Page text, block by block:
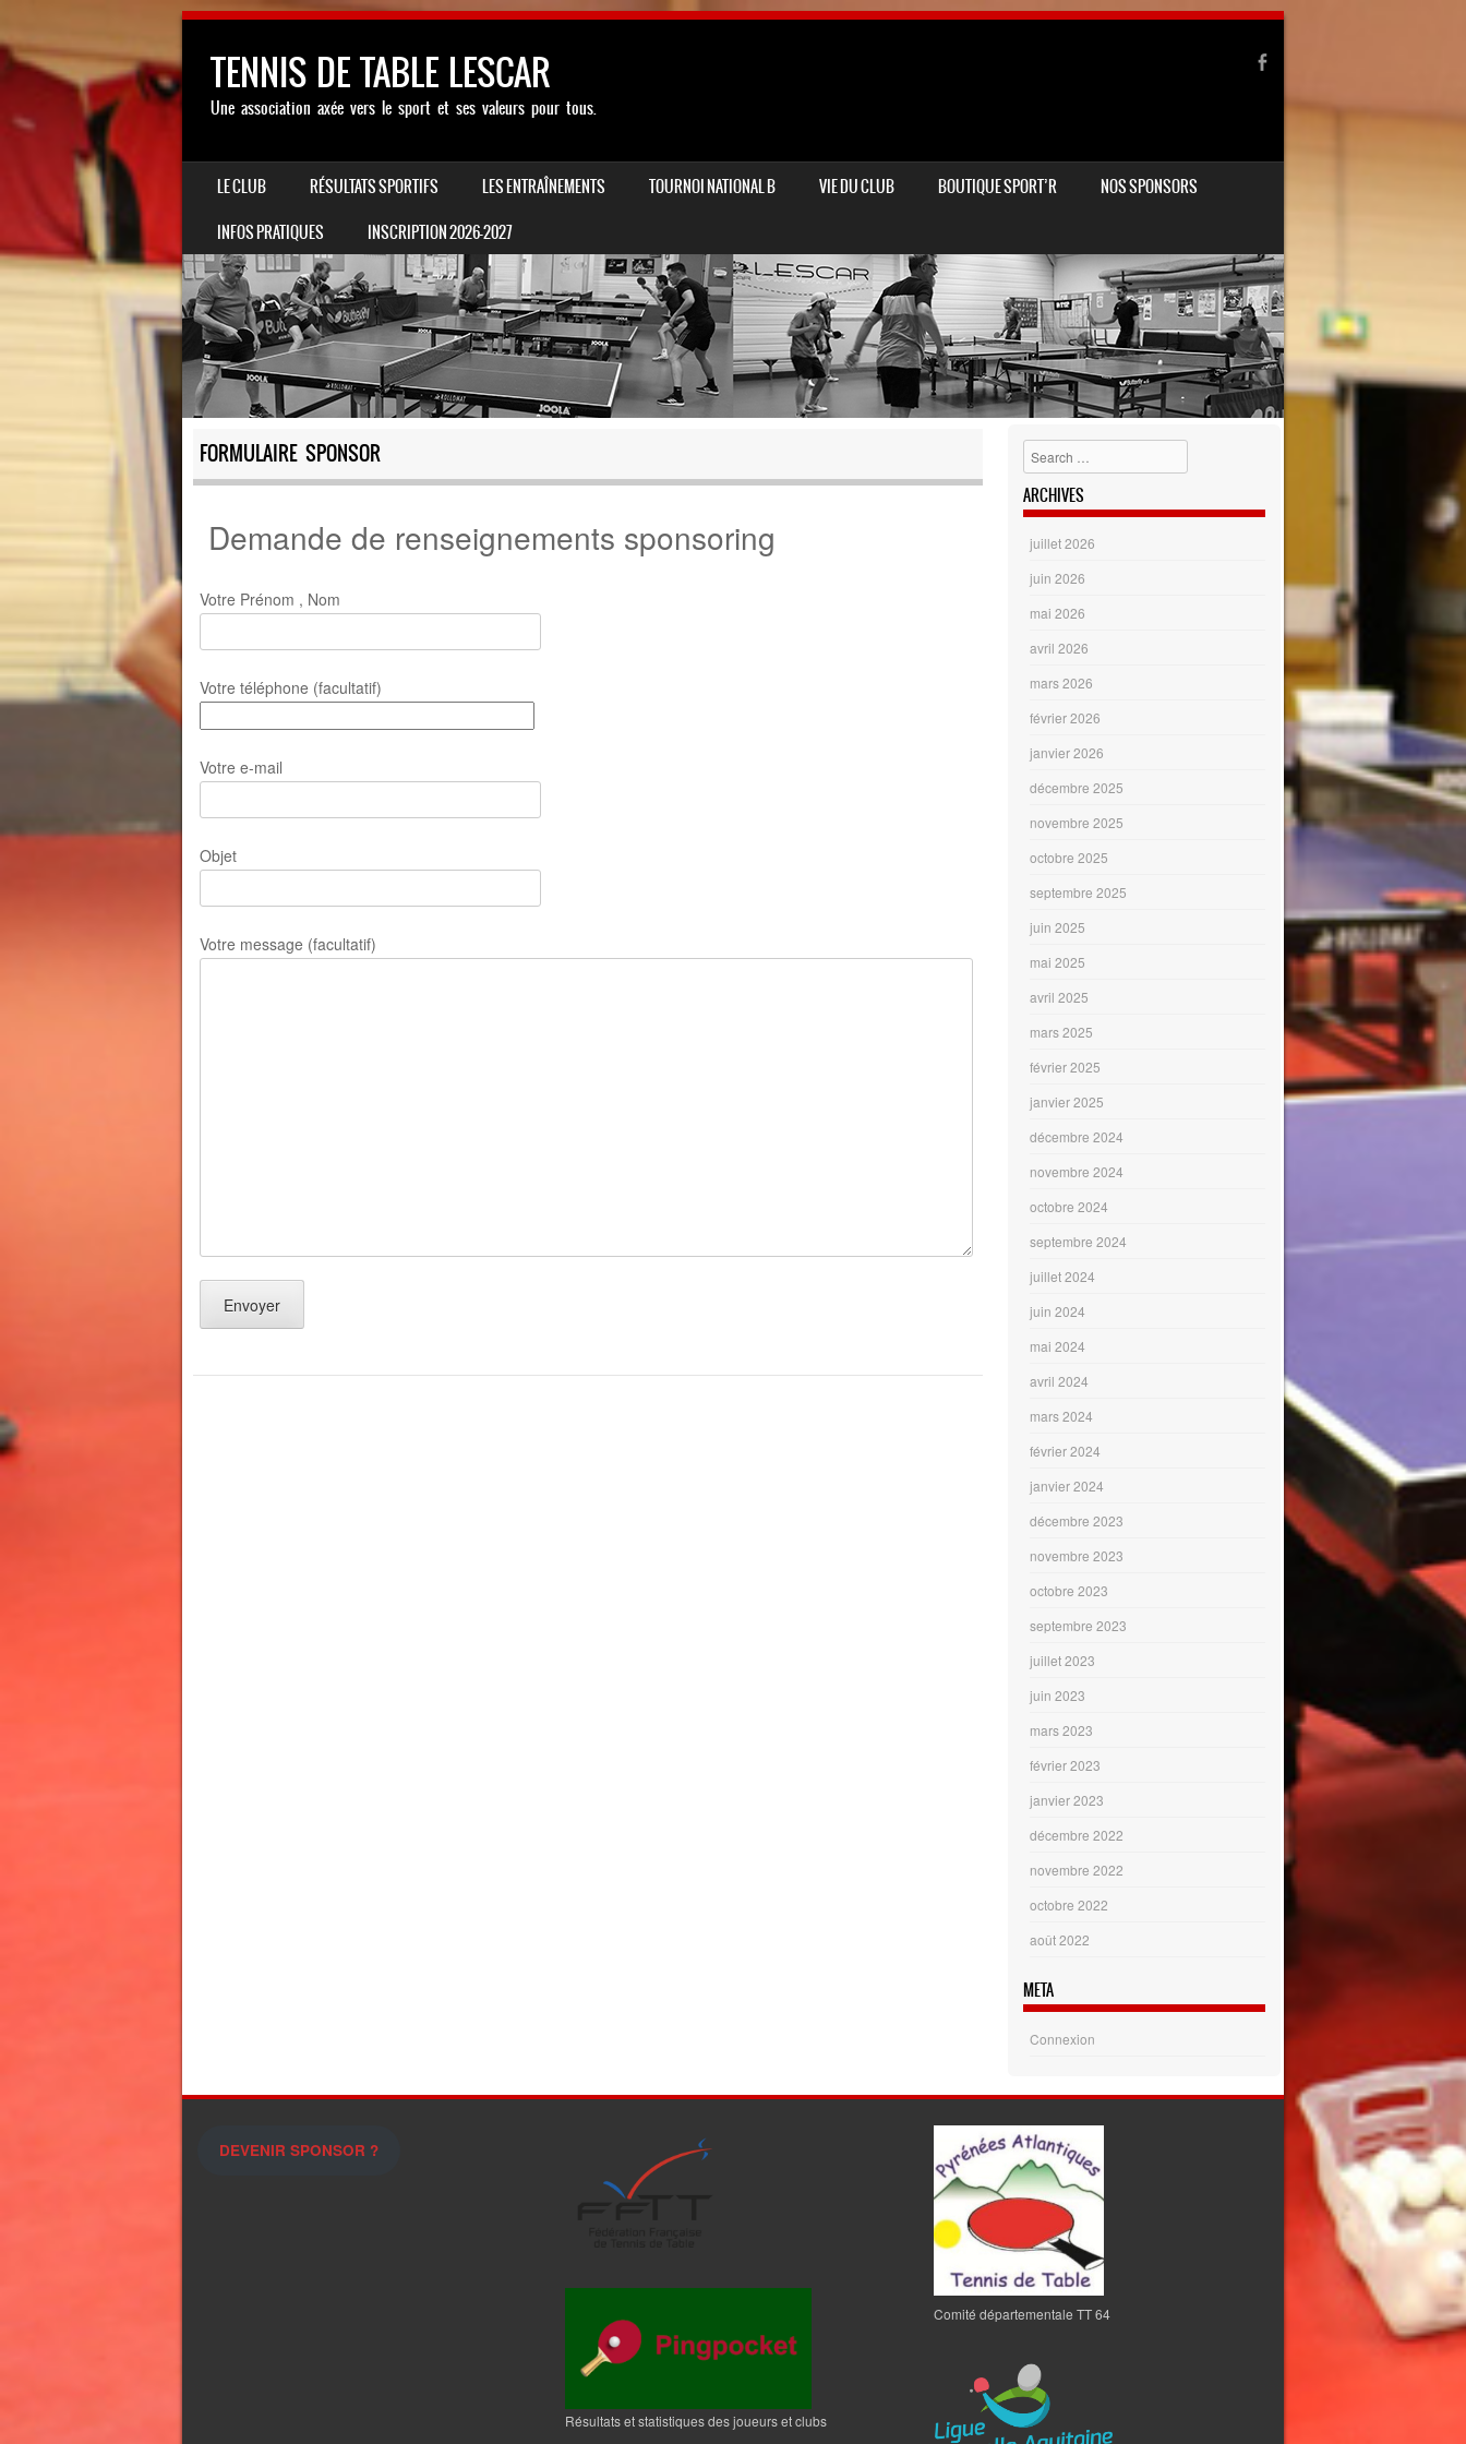
TENNIS DE TABLE LESCAR
Une association axée vers le sport et ses valeurs pour tous.
MENU
SKIP TO CONTENT
LE CLUB RÉSULTATS SPORTIFS LES ENTRAÎNEMENTS TOURNOI NATIONAL B VIE DU CLUB BOUTIQUE SPORT’R
NOS SPONSORS
INFOS PRATIQUES
INSCRIPTION 2026-2027
FORMULAIRE SPONSOR
Demande de renseignements sponsoring
Votre Prénom , Nom
Votre téléphone (facultatif)
Votre e-mail
Objet
Votre message (facultatif)
Search
ARCHIVES
juillet 2026
juin 2026
mai 2026
avril 2026
mars 2026
février 2026
janvier 2026
décembre 2025
novembre 2025
octobre 2025
septembre 2025
juin 2025
mai 2025
avril 2025
mars 2025
février 2025
janvier 2025
décembre 2024
novembre 2024
octobre 2024
septembre 2024
juillet 2024
juin 2024
mai 2024
avril 2024
mars 2024
février 2024
janvier 2024
décembre 2023
novembre 2023
octobre 2023
septembre 2023
juillet 2023
juin 2023
mars 2023
février 2023
janvier 2023
décembre 2022
novembre 2022
octobre 2022
août 2022
META
Connexion
DEVENIR SPONSOR ?
Résultats et statistiques des joueurs et clubs
Comité départementale TT 64